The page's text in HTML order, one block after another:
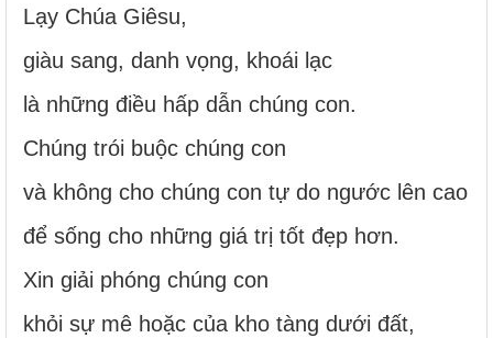
Lạy Chúa Giêsu,
giàu sang, danh vọng, khoái lạc
là những điều hấp dẫn chúng con.
Chúng trói buộc chúng con
và không cho chúng con tự do ngước lên cao
để sống cho những giá trị tốt đẹp hơn.
Xin giải phóng chúng con
khỏi sự mê hoặc của kho tàng dưới đất,